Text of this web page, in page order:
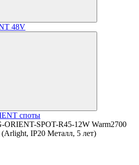
48V
споты
ORIENT-SPOT-R45-12W Warm2700
IP20 Металл, 5 лет)